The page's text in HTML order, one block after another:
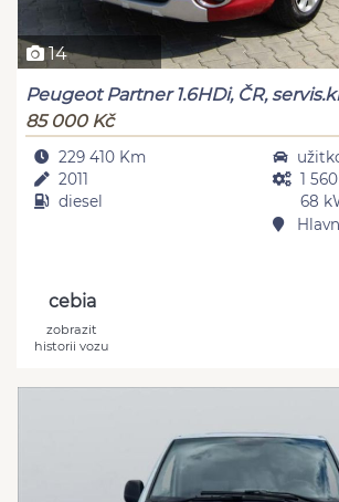
14
Peugeot Partner 1.6HDi, ČR,
85 000 Kč
229 410 Km
2011
diesel
1
68
cebia
zobrazit
historii vozu